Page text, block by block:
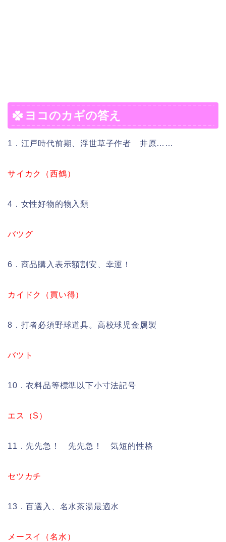
ヨコのカギの答え
1．江戸時代前期、浮世草子作者 井原……
サイカク（西鶴）
4．女性好物的物入類
バツグ
6．商品購入表示額割安、幸運！
カイドク（買い得）
8．打者必須野球道具。高校球児金属製
バツト
10．衣料品等標準以下小寸法記号
エス（S）
11．先先急！ 先先急！ 気短的性格
セツカチ
13．百選入、名水茶湯最適水
メースイ（名水）